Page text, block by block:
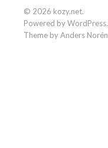
© 2026 kozy.net.
Powered byWordPress.
Theme byAnders Norén